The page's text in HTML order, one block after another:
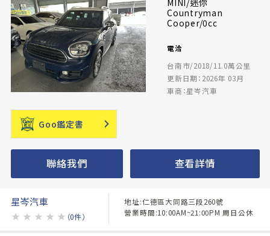
Countryman
Cooper/0cc
電洽
台南市/2018/11.0萬公里
更新日期：2026年 03月
車商：星岑汽車
Goo鑑定書
聯絡我們 查看詳情
星岑汽車
★ ★ ★ ★ ★ （0件）
地址:仁德區大同路三段260號
營業時間:10:00AM~21:00PM 周日公休